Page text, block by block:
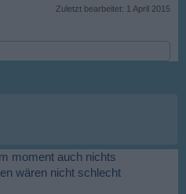
Zuletzt bearbeitet: 1 April 2015
moment auch nichts
wären nicht schlecht